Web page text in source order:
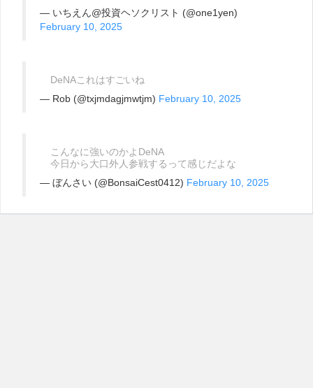
— いちえん@投資ヘソクリスト (@one1yen)
February 10, 2025
DeNAこれはすごいね
— Rob (@txjmdagjmwtjm) February 10, 2025
こんなに強いのかよDeNA
今日から大口外人参戦するって感じだよな
— ぼんさい (@BonsaiCest0412) February 10, 2025